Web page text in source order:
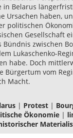
in Belarus
Ursachen haben,
politischen
Gesellschaft
zwischen
Lukaschenko-
habe. Doch
Bürgertum vom
Macht.
| Protest |
Ökonomie |